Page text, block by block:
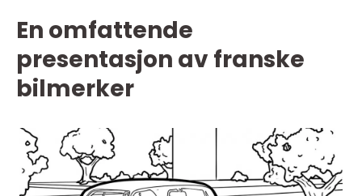
En omfattende
presentasjon av franske
bilmerker